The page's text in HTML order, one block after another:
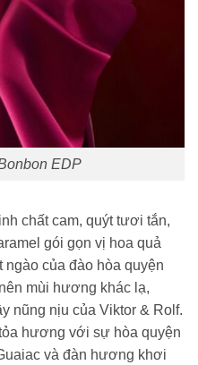
EDP
chất cam, quýt tươi tắn,
gói gọn vị hoa quả
của đào hòa quyện
mùi hương khác lạ,
nũng nịu của Viktor & Rolf.
hương với sự hòa quyện
và đàn hương khơi